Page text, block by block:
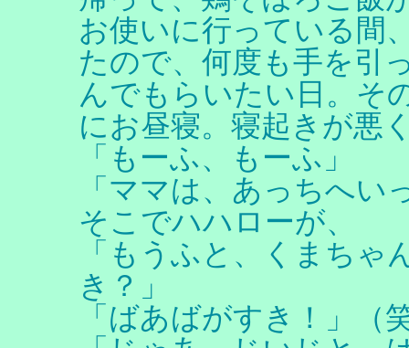
お使いに行っている間
たので、何度も手を引
んでもらいたい日。そ
にお昼寝。寝起きが悪
「もーふ、もーふ」
「ママは、あっちへい
そこでハハローが、
「もうふと、くまちゃ
き？」
「ばあばがすき！」（